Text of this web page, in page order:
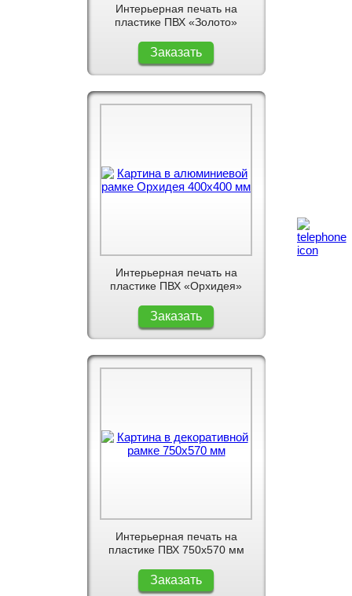
Интерьерная печать на
пластике ПВХ «Золото»
Заказать
Интерьерная печать на
пластике ПВХ «Орхидея»
Заказать
Интерьерная печать на
пластике ПВХ 750x570 мм
Заказать